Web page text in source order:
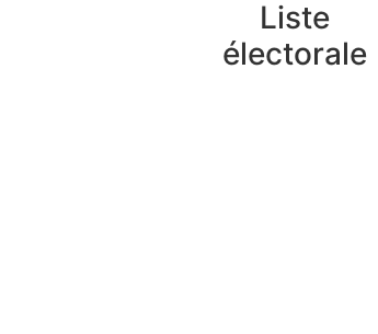
Liste
électorale